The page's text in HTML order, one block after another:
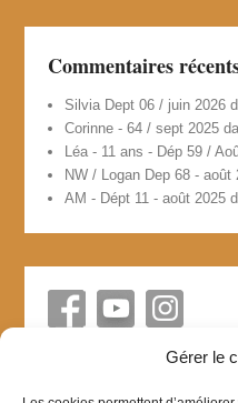
Gérer le
Commentaires
Silvia Dept 06 / juin 2026
Corinne - 64 / sept 2025
Léa - 11 ans - Dép 59 /
NW / Logan Dep 68 - août
AM - Dépt 11 - août 2025